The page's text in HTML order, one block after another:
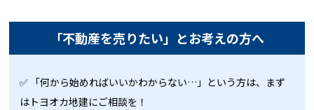
「不動産を売りたい」とお考えの方へ
✅ 「何から始めればいいかわからない…」という方は、まず
はトヨオカ地建にご相談を！